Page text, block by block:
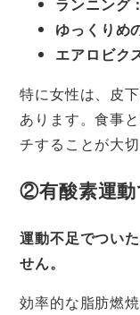
ゆっくりめ
エアロビク
特に女性は、皮
あります。食事
チすることが大切
②有酸素運動
運動不足でつい
せん。
効率的な脂肪燃